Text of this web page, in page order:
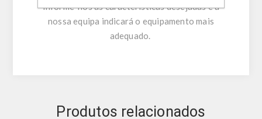
Informe-nos as características desejadas e a
nossa equipa indicará o equipamento mais
adequado.
Produtos relacionados